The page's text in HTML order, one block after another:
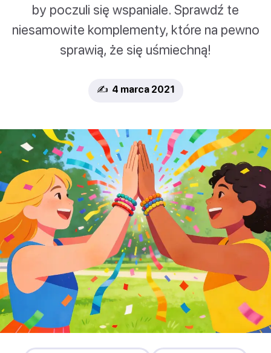
by poczuli się wspaniale. Sprawdź te
niesamowite komplementy, które na pewno
sprawią, że się uśmiechną!
✍️ 4 marca 2021